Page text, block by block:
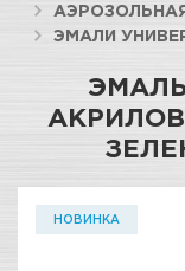
ЭМАЛИ
НОВИНКА